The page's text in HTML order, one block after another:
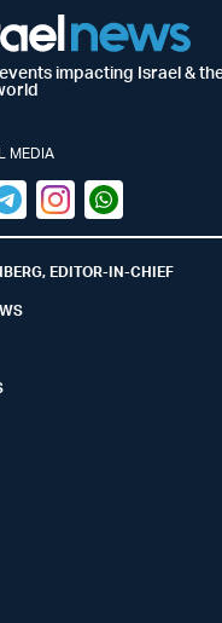
impacting Israel &
MEDIA
(X)InstagramWhatsapp
EDITOR-IN-CHIEF